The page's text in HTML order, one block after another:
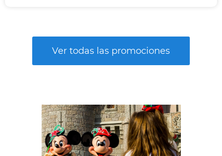
Ver todas las promociones